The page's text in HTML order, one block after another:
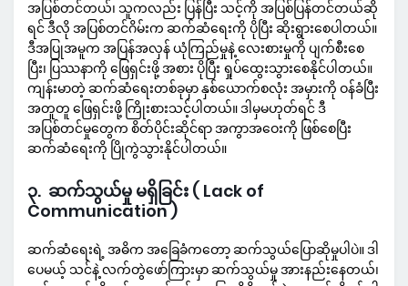
အပြစ်တင်တယ်၊ သူကလည်း ပြန်ပြီး သင့်ကို အပြစ်ပြန်တင်တယ်ဆို
ရင် ဒီလို အပြစ်တင်ဂိမ်းက ဆက်ဆံရေးကို ပိုပြီး ဆိုးရွားစေပါတယ်။
ဒီအပြုအမူက အပြန်အလှန် ယုံကြည်မှုနဲ့ လေးစားမှုကို ပျက်စီးစေ
ပြီး၊ ပြဿနာကို ဖြေရှင်းဖို့ အစား ပိုပြီး ရှုပ်ထွေးသွားစေနိုင်ပါတယ်။
ကျန်းမာတဲ့ ဆက်ဆံရေးတစ်ခုမှာ နှစ်ယောက်စလုံး အမှားကို ဝန်ခံပြီး
အတူတူ ဖြေရှင်းဖို့ ကြိုးစားသင့်ပါတယ်။ ဒါမှမဟုတ်ရင် ဒီ
အပြစ်တင်မှုတွေက စိတ်ပိုင်းဆိုင်ရာ အကွာအဝေးကို ဖြစ်စေပြီး
ဆက်ဆံရေးကို ပြိုကွဲသွားနိုင်ပါတယ်။
၃. ဆက်သွယ်မှု မရှိခြင်း ( Lack of
Communication )
ဆက်ဆံရေးရဲ့ အဓိက အခြေခံကတော့ ဆက်သွယ်ပြောဆိုမှုပါပဲ။ ဒါ
ပေမယ့် သင်နဲ့ လက်တွဲဖော်ကြားမှာ ဆက်သွယ်မှု အားနည်းနေတယ်၊